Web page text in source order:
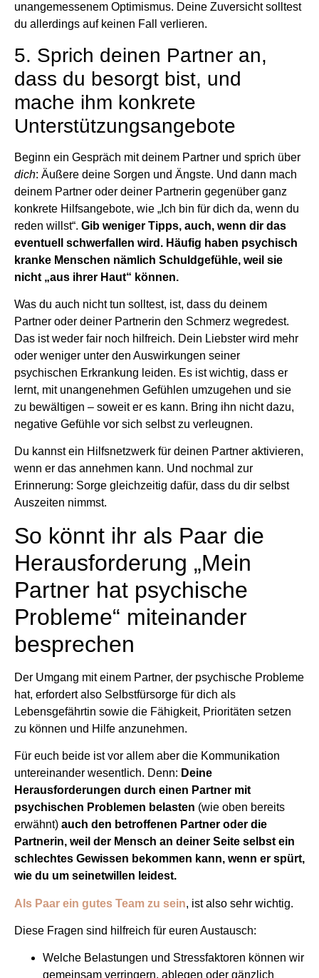
unangemessenem Optimismus. Deine Zuversicht solltest
du allerdings auf keinen Fall verlieren.
5. Sprich deinen Partner an,
dass du besorgt bist, und
mache ihm konkrete
Unterstützungsangebote
Beginn ein Gespräch mit deinem Partner und sprich über
dich: Äußere deine Sorgen und Ängste. Und dann mach
deinem Partner oder deiner Partnerin gegenüber ganz
konkrete Hilfsangebote, wie „Ich bin für dich da, wenn du
reden willst“. Gib weniger Tipps, auch, wenn dir das
eventuell schwerfallen wird. Häufig haben psychisch
kranke Menschen nämlich Schuldgefühle, weil sie
nicht „aus ihrer Haut“ können.
Was du auch nicht tun solltest, ist, dass du deinem
Partner oder deiner Partnerin den Schmerz wegredest.
Das ist weder fair noch hilfreich. Dein Liebster wird mehr
oder weniger unter den Auswirkungen seiner
psychischen Erkrankung leiden. Es ist wichtig, dass er
lernt, mit unangenehmen Gefühlen umzugehen und sie
zu bewältigen – soweit er es kann. Bring ihn nicht dazu,
negative Gefühle vor sich selbst zu verleugnen.
Du kannst ein Hilfsnetzwerk für deinen Partner aktivieren,
wenn er das annehmen kann. Und nochmal zur
Erinnerung: Sorge gleichzeitig dafür, dass du dir selbst
Auszeiten nimmst.
So könnt ihr als Paar die
Herausforderung „Mein
Partner hat psychische
Probleme“ miteinander
besprechen
Der Umgang mit einem Partner, der psychische Probleme
hat, erfordert also Selbstfürsorge für dich als
Lebensgefährtin sowie die Fähigkeit, Prioritäten setzen
zu können und Hilfe anzunehmen.
Für euch beide ist vor allem aber die Kommunikation
untereinander wesentlich. Denn: Deine
Herausforderungen durch einen Partner mit
psychischen Problemen belasten (wie oben bereits
erwähnt) auch den betroffenen Partner oder die
Partnerin, weil der Mensch an deiner Seite selbst ein
schlechtes Gewissen bekommen kann, wenn er spürt,
wie du um seinetwillen leidest.
Als Paar ein gutes Team zu sein, ist also sehr wichtig.
Diese Fragen sind hilfreich für euren Austausch:
Welche Belastungen und Stressfaktoren können wir
gemeinsam verringern, ablegen oder gänzlich